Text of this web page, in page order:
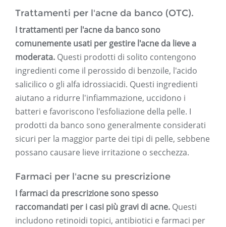
Trattamenti per l'acne da banco (OTC).
I trattamenti per l'acne da banco sono
comunemente usati per gestire l'acne da lieve a
moderata. Questi prodotti di solito contengono
ingredienti come il perossido di benzoile, l'acido
salicilico o gli alfa idrossiacidi. Questi ingredienti
aiutano a ridurre l'infiammazione, uccidono i
batteri e favoriscono l'esfoliazione della pelle. I
prodotti da banco sono generalmente considerati
sicuri per la maggior parte dei tipi di pelle, sebbene
possano causare lieve irritazione o secchezza.
Farmaci per l'acne su prescrizione
I farmaci da prescrizione sono spesso
raccomandati per i casi più gravi di acne. Questi
includono retinoidi topici, antibiotici e farmaci per